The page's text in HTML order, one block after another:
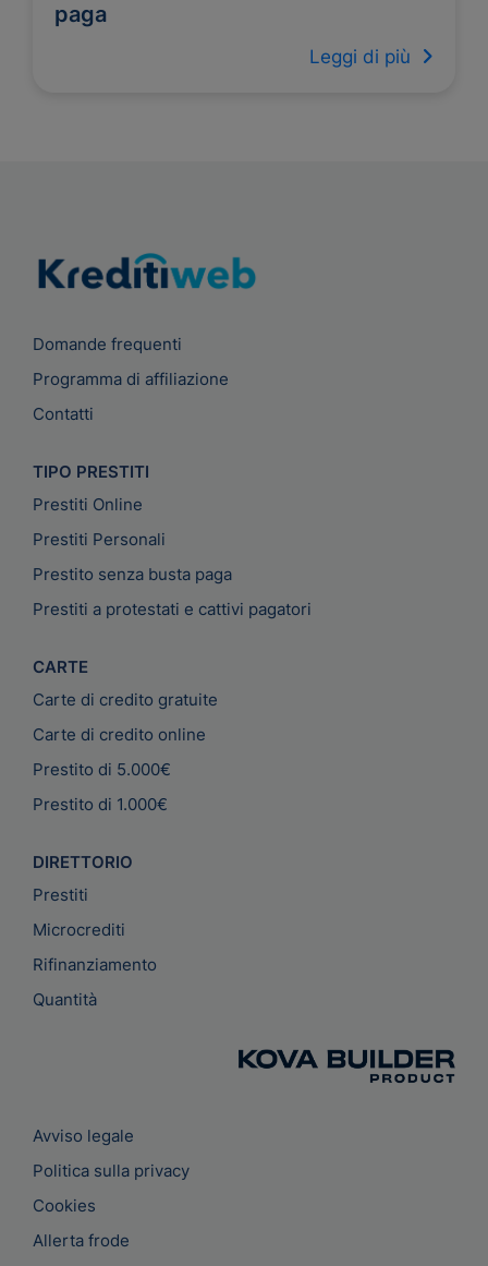
paga
Leggi di più
Domande frequenti
Programma di affiliazione
Contatti
TIPO PRESTITI
Prestiti Online
Prestiti Personali
Prestito senza busta paga
Prestiti a protestati e cattivi pagatori
CARTE
Carte di credito gratuite
Carte di credito online
Prestito di 5.000€
Prestito di 1.000€
DIRETTORIO
Prestiti
Microcrediti
Rifinanziamento
Quantità
Avviso legale
Politica sulla privacy
Cookies
Allerta frode